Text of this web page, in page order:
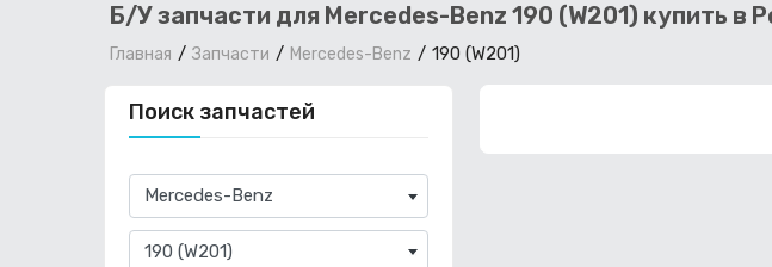
Б/У запчасти для Mercedes-Benz 190 (W201) купить в
Главная Запчасти Mercedes-Benz 190 (W201)
Поиск запчастей
×
Mercedes-Benz
×
190 (W201)